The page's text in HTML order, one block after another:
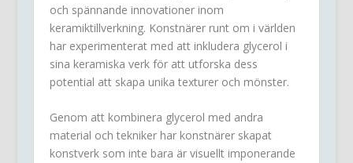
och spännande innovationer inom
keramiktillverkning. Konstnärer runt om i världen
har experimenterat med att inkludera glycerol i
sina keramiska verk för att utforska dess
potential att skapa unika texturer och mönster.
Genom att kombinera glycerol med andra
material och tekniker har konstnärer skapat
konstverk som inte bara är visuellt imponerande